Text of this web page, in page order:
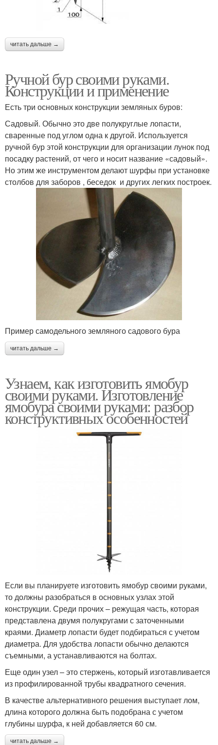
читать дальше →
Ручной бур своими руками.
Конструкции и применение
Есть три основных конструкции земляных буров:
Садовый. Обычно это две полукруглые лопасти,
сваренные под углом одна к другой. Используется
ручной бур этой конструкции для организации лунок под
посадку растений, от чего и носит название «садовый».
Но этим же инструментом делают шурфы при установке
столбов для заборов , беседок и других легких построек.
Пример самодельного земляного садового бура
читать дальше →
Узнаем, как изготовить ямобур
своими руками. Изготовление
ямобура своими руками: разбор
конструктивных особенностей
Если вы планируете изготовить ямобур своими руками,
то должны разобраться в основных узлах этой
конструкции. Среди прочих – режущая часть, которая
представлена двумя полукругами с заточенными
краями. Диаметр лопасти будет подбираться с учетом
диаметра. Для удобства лопасти обычно делаются
съемными, а устанавливаются на болтах.
Еще один узел – это стержень, который изготавливается
из профилированной трубы квадратного сечения.
В качестве альтернативного решения выступает лом,
длина которого должна быть подобрана с учетом
глубины шурфа, к ней добавляется 60 см.
читать дальше →